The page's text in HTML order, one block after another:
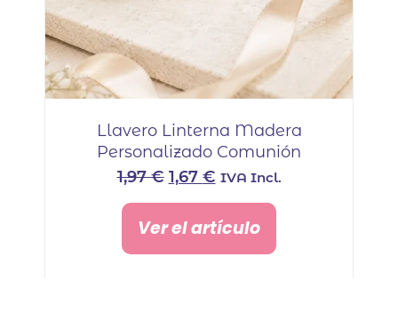
Llavero Linterna Madera
Personalizado Comunión
1,97€ El
original
era:
1,67 €El
actual
es:
IVA Incl.
Ver el artículo